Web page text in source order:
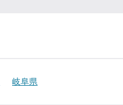
岐阜県